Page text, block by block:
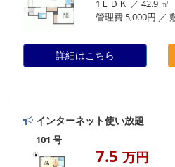
1ＬＤＫ ／ 42.9 ㎡
管理費 5,000円 ／
詳細はこちら
インターネット使い放題
101 号
7.5 万円